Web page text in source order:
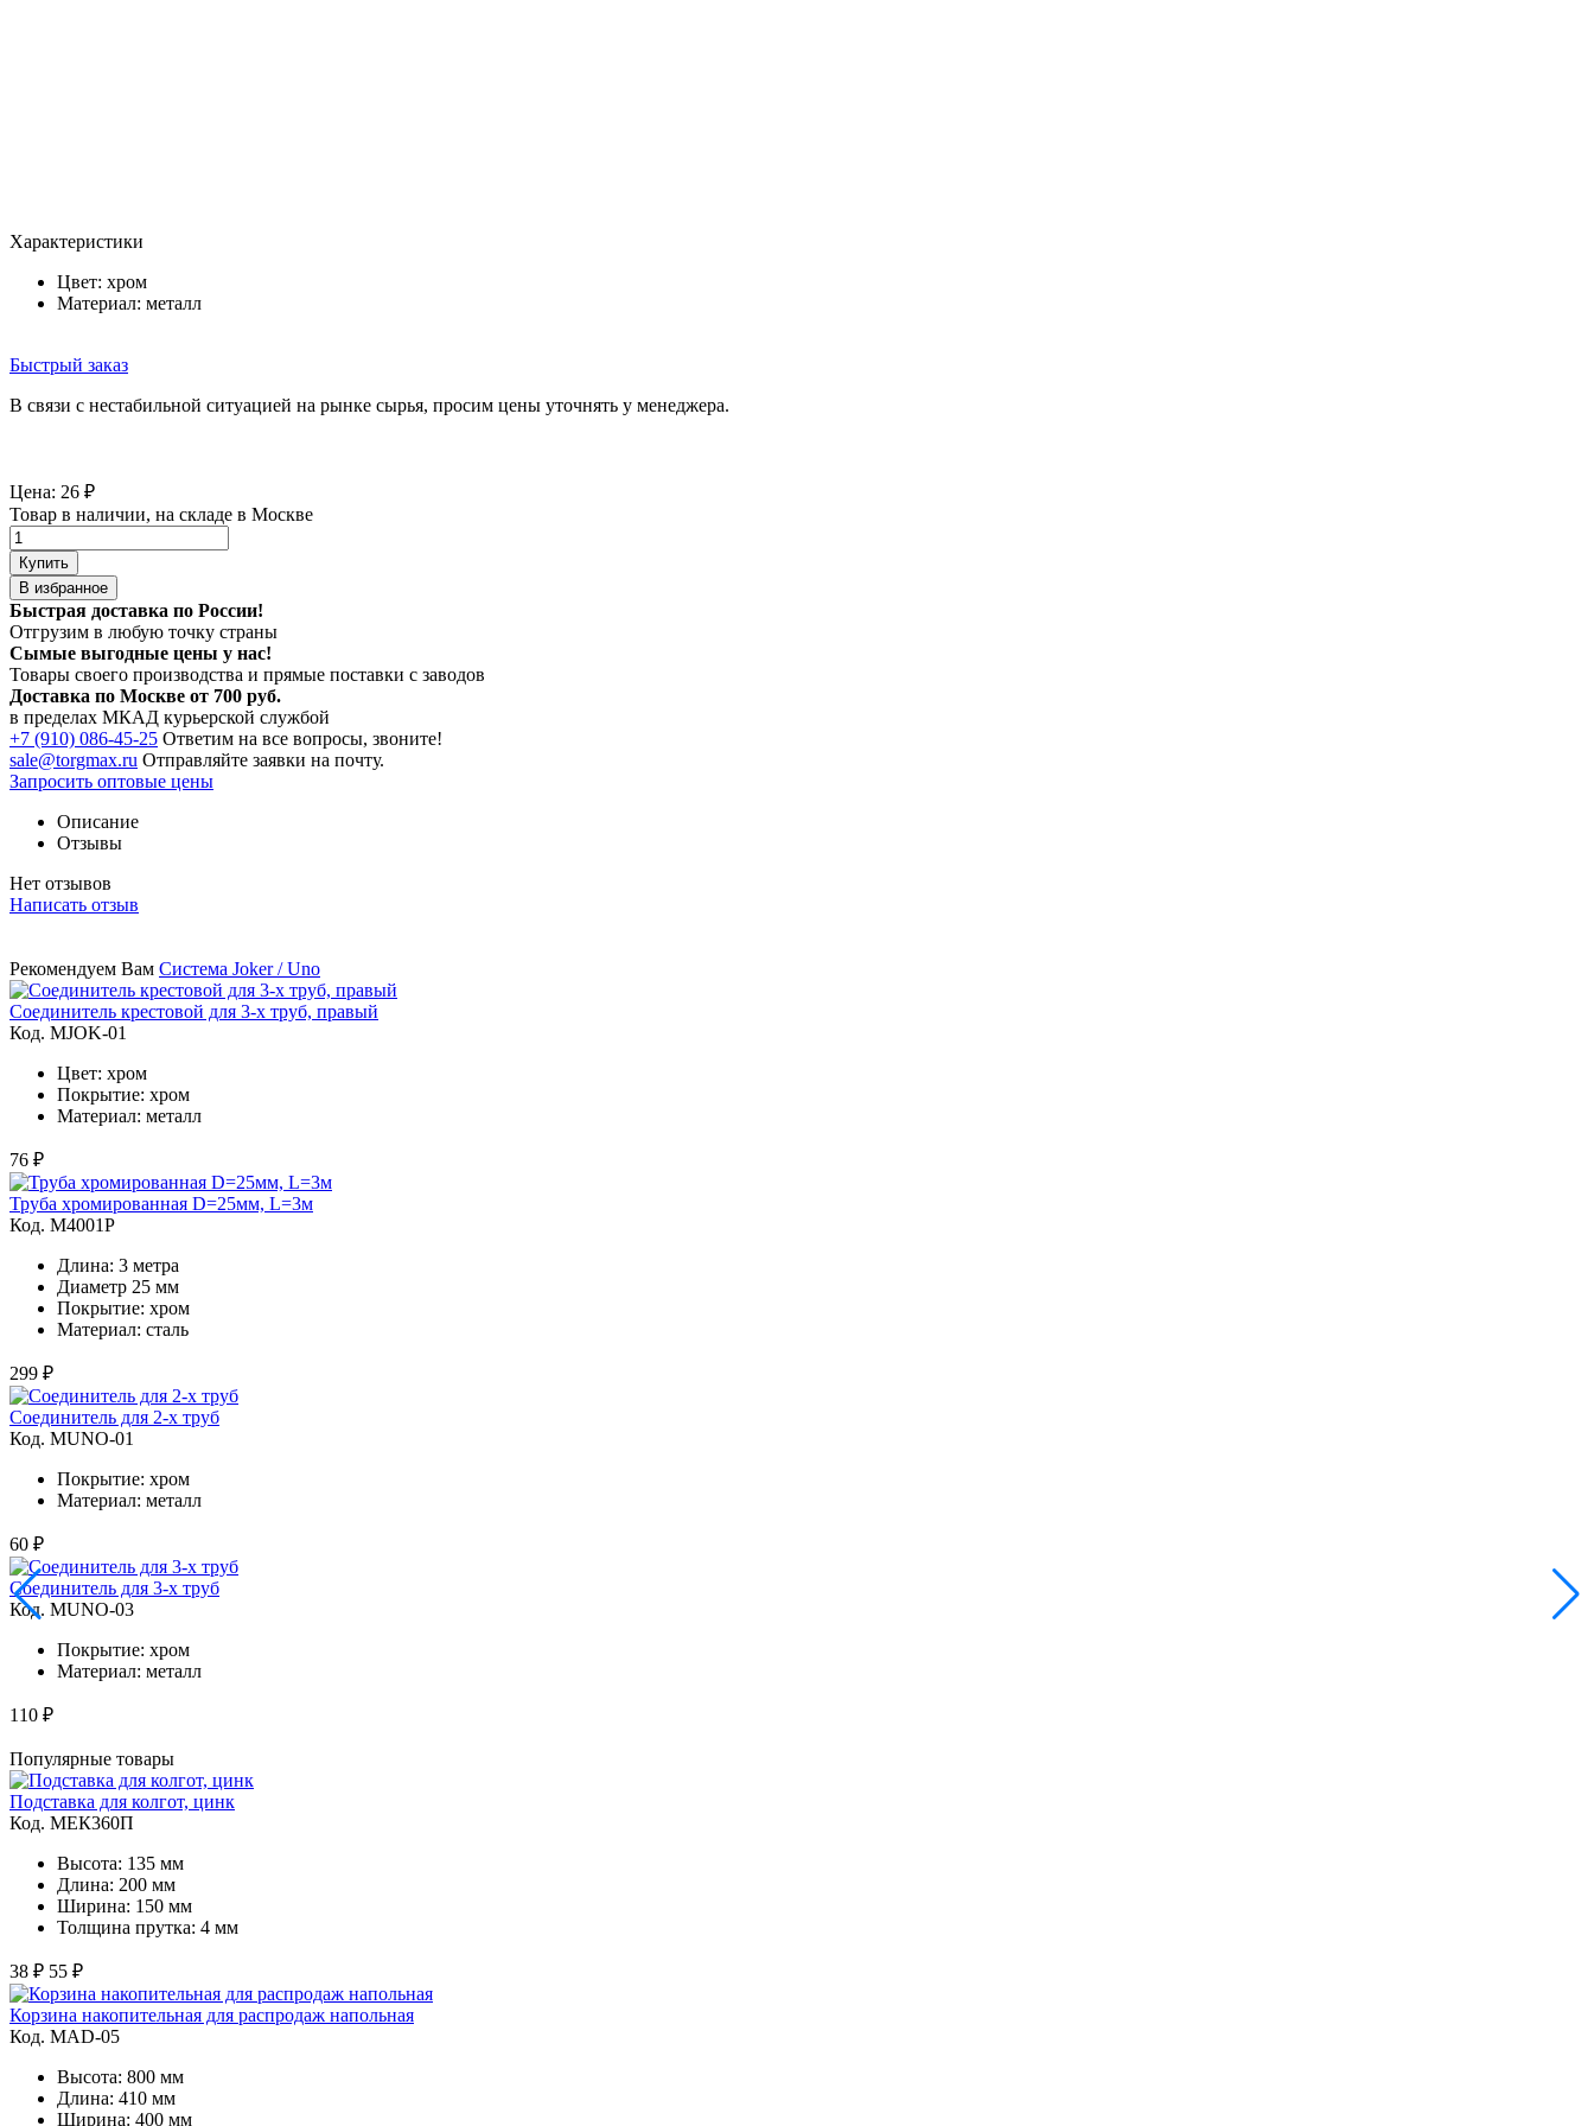
Характеристики
Цвет: хром
Материал: металл
Быстрый заказ
В связи с нестабильной ситуацией на рынке сырья, просим цены уточнять у менеджера.
Цена: 26 ₽
Товар в наличии, на складе в Москве
Купить
В избранное
Быстрая доставка по России!
Отгрузим в любую точку страны
Сымые выгодные цены у нас!
Товары своего производства и прямые поставки с заводов
Доставка по Москве от 700 руб.
в пределах МКАД курьерской службой
+7 (910) 086-45-25 Ответим на все вопросы, звоните!
sale@torgmax.ru Отправляйте заявки на почту.
Запросить оптовые цены
Описание
Отзывы
Нет отзывов
Написать отзыв
Рекомендуем Вам Система Joker / Uno
Соединитель крестовой для 3-х труб, правый
Код. MJOK-01
Цвет: хром
Покрытие: хром
Материал: металл
76 ₽
Труба хромированная D=25мм, L=3м
Код. M4001Р
Длина: 3 метра
Диаметр 25 мм
Покрытие: хром
Материал: сталь
299 ₽
Соединитель для 2-х труб
Код. MUNO-01
Покрытие: хром
Материал: металл
60 ₽
Соединитель для 3-х труб
Код. MUNO-03
Покрытие: хром
Материал: металл
110 ₽
Популярные товары
Подставка для колгот, цинк
Код. MЕК360П
Высота: 135 мм
Длина: 200 мм
Ширина: 150 мм
Толщина прутка: 4 мм
38 ₽ 55 ₽
Корзина накопительная для распродаж напольная
Код. MAD-05
Высота: 800 мм
Длина: 410 мм
Ширина: 400 мм